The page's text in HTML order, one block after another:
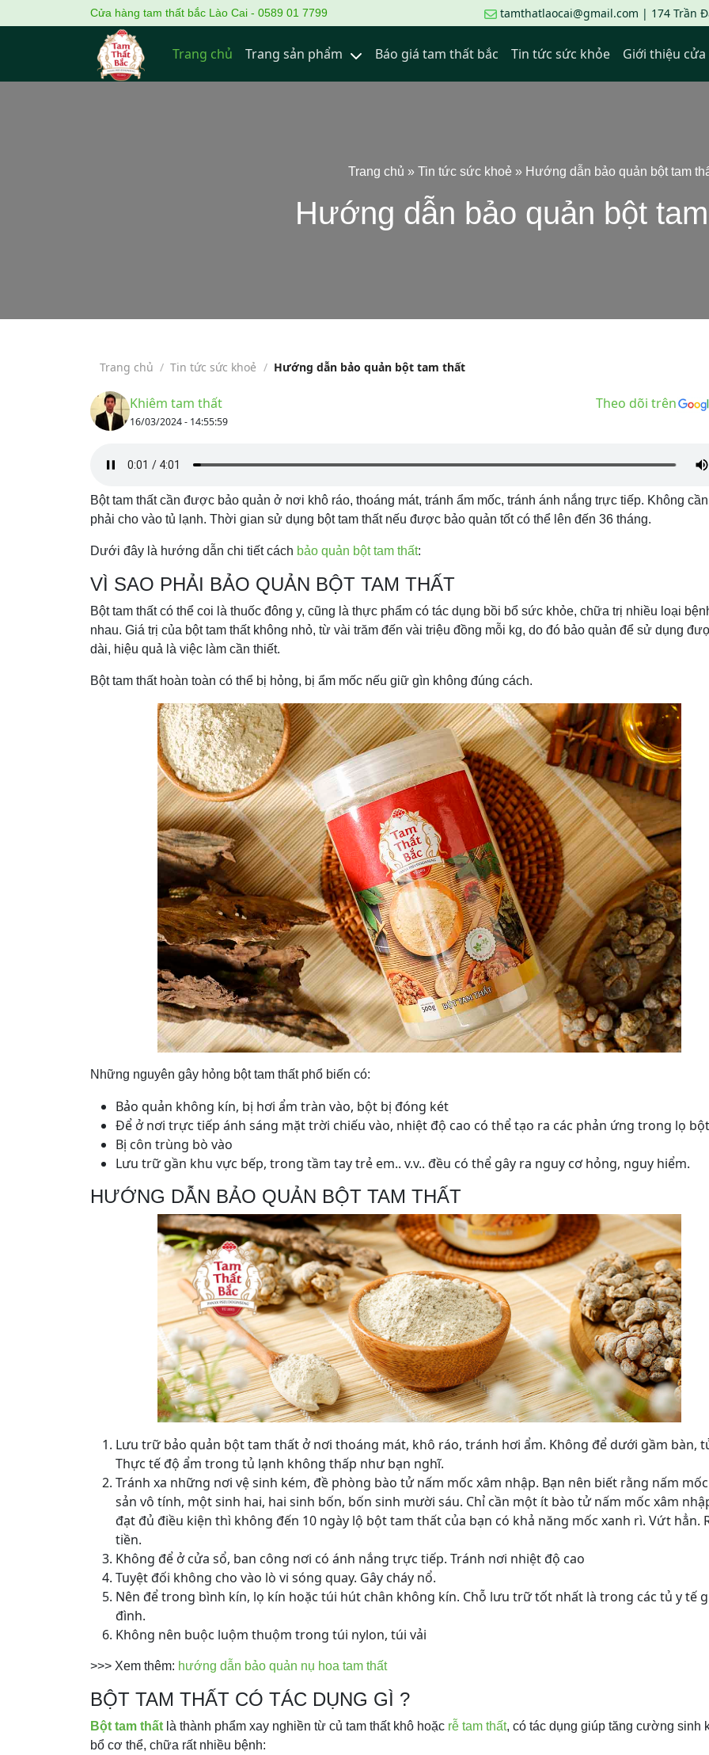
Cửa hàng tam thất bắc Lào Cai - 0589 01 7799 tamthatlaocai@gmail.com | 174 Trần
Trang chủ Trang sản phẩm Báo giá tam thất bắc Tin tức sức khỏe Giới thiệu
Trang chủ » Tin tức sức khoẻ » Hướng dẫn bảo quản bột tam
Hướng dẫn bảo quản bột
Trang chủ / Tin tức sức khoẻ / Hướng dẫn bảo quản bột tam thất
Khiêm tam thất
16/03/2024 - 14:55:59
Theo dõi trên
Bột tam thất cần được bảo quản ở nơi khô ráo, thoáng mát, tránh ẩm mốc, tránh ánh nắng trực tiếp. Không
phải cho vào tủ lạnh. Thời gian sử dụng bột tam thất nếu được bảo quản tốt có thể lên đến 36 tháng.
Dưới đây là hướng dẫn chi tiết cách bảo quản bột tam thất:
VÌ SAO PHẢI BẢO QUẢN BỘT TAM THẤT
Bột tam thất có thể coi là thuốc đông y, cũng là thực phẩm có tác dụng bồi bổ sức khỏe, chữa trị nhiều loại
nhau. Giá trị của bột tam thất không nhỏ, từ vài trăm đến vài triệu đồng mỗi kg, do đó bảo quản để sử dụng
dài, hiệu quả là việc làm cần thiết.
Bột tam thất hoàn toàn có thể bị hỏng, bị ẩm mốc nếu giữ gìn không đúng cách.
Những nguyên gây hỏng bột tam thất phổ biến có:
Bảo quản không kín, bị hơi ẩm tràn vào, bột bị đóng két
Để ở nơi trực tiếp ánh sáng mặt trời chiếu vào, nhiệt độ cao có thể tạo ra các phản ứng trong lọ bột
Bị côn trùng bò vào
Lưu trữ gần khu vực bếp, trong tầm tay trẻ em.. v.v.. đều có thể gây ra nguy cơ hỏng, nguy hiểm.
HƯỚNG DẪN BẢO QUẢN BỘT TAM THẤT
Lưu trữ bảo quản bột tam thất ở nơi thoáng mát, khô ráo, tránh hơi ẩm. Không để dưới gầm bàn,
Thực tế độ ẩm trong tủ lạnh không thấp như bạn nghĩ.
Tránh xa những nơi vệ sinh kém, đề phòng bào tử nấm mốc xâm nhập. Bạn nên biết rằng nấm
sản vô tính, một sinh hai, hai sinh bốn, bốn sinh mười sáu. Chỉ cần một ít bào tử nấm mốc xâm
đạt đủ điều kiện thì không đến 10 ngày lộ bột tam thất của bạn có khả năng mốc xanh rì. Vứt hẳn.
tiền.
Không để ở cửa sổ, ban công nơi có ánh nắng trực tiếp. Tránh nơi nhiệt độ cao
Tuyệt đối không cho vào lò vi sóng quay. Gây cháy nổ.
Nên để trong bình kín, lọ kín hoặc túi hút chân không kín. Chỗ lưu trữ tốt nhất là trong các tủ y tế
đình.
Không nên buộc luộm thuộm trong túi nylon, túi vải
>>> Xem thêm: hướng dẫn bảo quản nụ hoa tam thất
BỘT TAM THẤT CÓ TÁC DỤNG GÌ ?
Bột tam thất là thành phẩm xay nghiền từ củ tam thất khô hoặc rễ tam thất, có tác dụng giúp tăng cường sinh
bổ cơ thể, chữa rất nhiều bệnh: